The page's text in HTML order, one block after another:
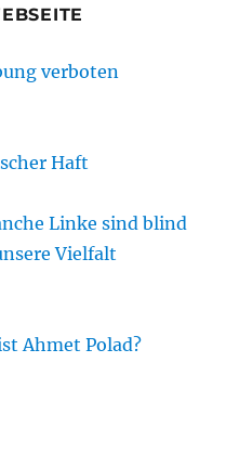
verboten
Haft
Linke sind blind
Vielfalt
Ahmet Polad?